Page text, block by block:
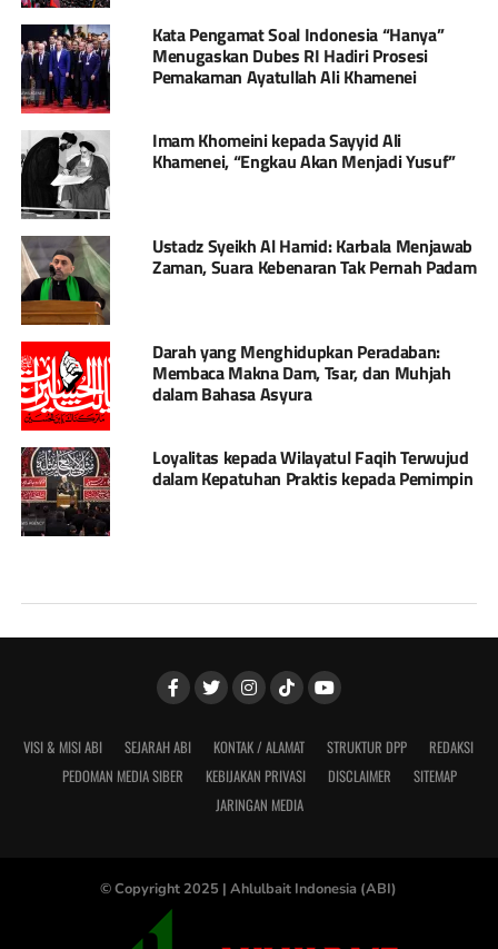
Kata Pengamat Soal Indonesia “Hanya”
Menugaskan Dubes RI Hadiri Prosesi
Pemakaman Ayatullah Ali Khamenei
Imam Khomeini kepada Sayyid Ali
Khamenei, “Engkau Akan Menjadi Yusuf”
Ustadz Syeikh Al Hamid: Karbala Menjawab
Zaman, Suara Kebenaran Tak Pernah Padam
Darah yang Menghidupkan Peradaban:
Membaca Makna Dam, Tsar, dan Muhjah
dalam Bahasa Asyura
Loyalitas kepada Wilayatul Faqih Terwujud
dalam Kepatuhan Praktis kepada Pemimpin
VISI & MISI ABI SEJARAH ABI KONTAK / ALAMAT STRUKTUR DPP
REDAKSI
PEDOMAN MEDIA SIBER
KEBIJAKAN PRIVASI DISCLAIMER
SITEMAP
JARINGAN MEDIA
© Copyright 2025 | Ahlulbait Indonesia (ABI)